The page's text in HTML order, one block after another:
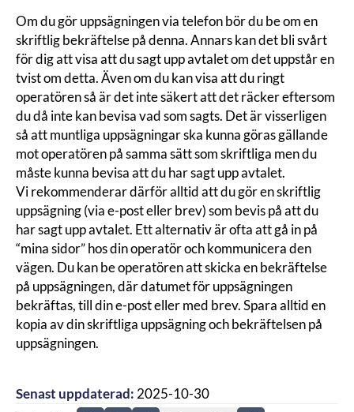
Om du gör uppsägningen via telefon bör du be om en
skriftlig bekräftelse på denna. Annars kan det bli svårt
för dig att visa att du sagt upp avtalet om det uppstår en
tvist om detta. Även om du kan visa att du ringt
operatören så är det inte säkert att det räcker eftersom
du då inte kan bevisa vad som sagts. Det är visserligen
så att muntliga uppsägningar ska kunna göras gällande
mot operatören på samma sätt som skriftliga men du
måste kunna bevisa att du har sagt upp avtalet.
Vi rekommenderar därför alltid att du gör en skriftlig
uppsägning (via e-post eller brev) som bevis på att du
har sagt upp avtalet. Ett alternativ är ofta att gå in på
“mina sidor” hos din operatör och kommunicera den
vägen. Du kan be operatören att skicka en bekräftelse
på uppsägningen, där datumet för uppsägningen
bekräftas, till din e-post eller med brev. Spara alltid en
kopia av din skriftliga uppsägning och bekräftelsen på
uppsägningen.
Senast uppdaterad: 2025-10-30